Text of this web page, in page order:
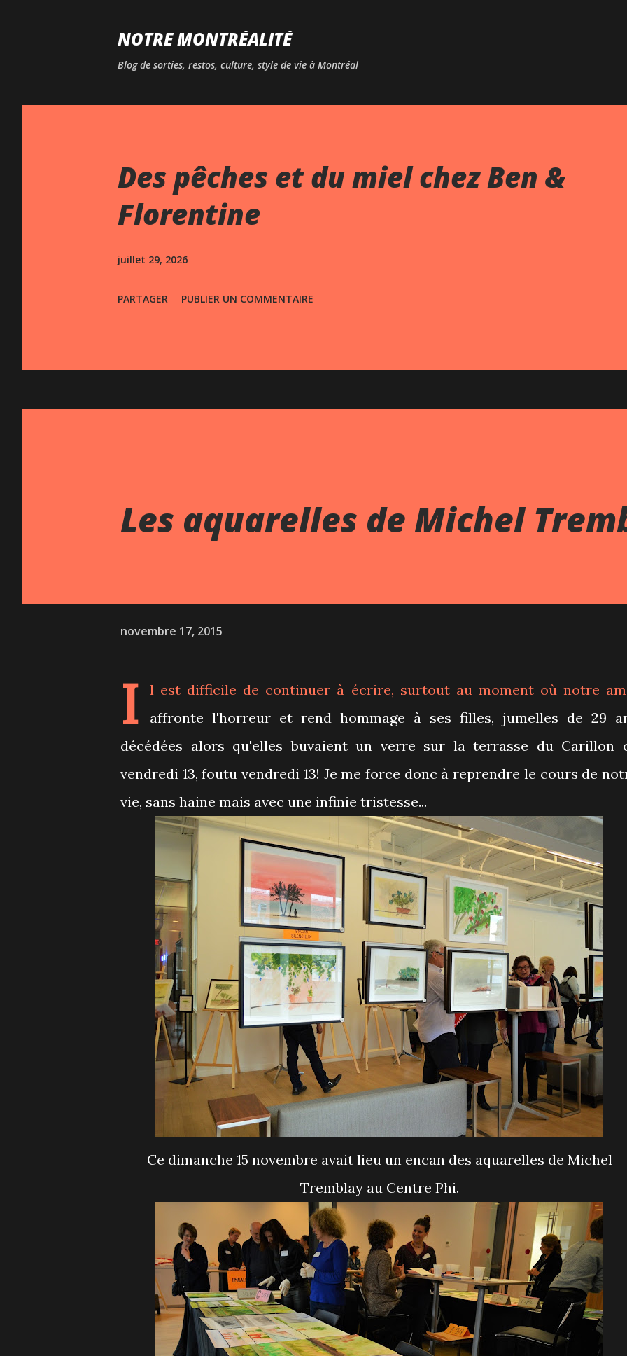
NOTRE MONTRÉALITÉ
Blog de sorties, restos, culture, style de vie à Montréal
Des pêches et du miel chez Ben &
Florentine
juillet 29, 2026
PARTAGER PUBLIER UN COMMENTAIRE
Les aquarelles de Michel
novembre 17, 2015
I
l est difficile de continuer à écrire, surtout au moment où notre
affronte l'horreur et rend hommage à ses filles, jumelles de 29
décédées alors qu'elles buvaient un verre sur la terrasse du Carillon
vendredi 13, foutu vendredi 13! Je me force donc à reprendre le cours de
vie, sans haine mais avec une infinie tristesse...
Ce dimanche 15 novembre avait lieu un encan des aquarelles de Michel
Tremblay au Centre Phi.